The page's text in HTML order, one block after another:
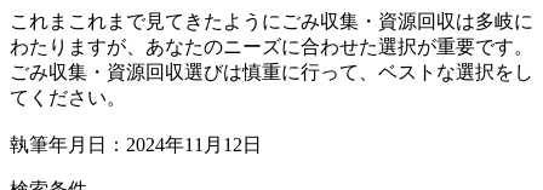
これまこれまで見てきたようにごみ収集・資源回収は多岐に
わたりますが、あなたのニーズに合わせた選択が重要です。
ごみ収集・資源回収選びは慎重に行って、ベストな選択をし
てください。
執筆年月日：2024年11月12日